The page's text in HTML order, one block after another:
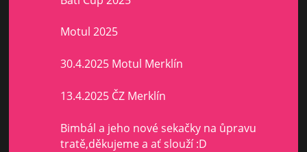
Motul 2025
30.4.2025 Motul Merklín
13.4.2025 ČZ Merklín
Bimbál a jeho nové sekačky na ůpravu
tratě,děkujeme a ať slouží :D